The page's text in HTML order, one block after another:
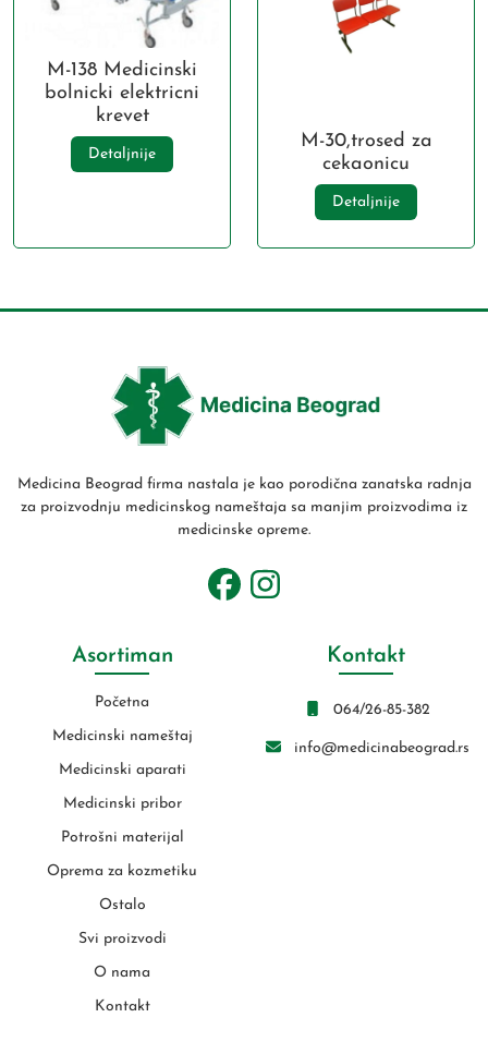
M-138 Medicinski
bolnicki elektricni
krevet
Detaljnije
M-30,trosed za
cekaonicu
Detaljnije
Medicina Beograd firma nastala je kao porodična zanatska radnja
za proizvodnju medicinskog nameštaja sa manjim proizvodima iz
medicinske opreme.
Asortiman
Početna
Medicinski nameštaj
Medicinski aparati
Medicinski pribor
Potrošni materijal
Oprema za kozmetiku
Ostalo
Svi proizvodi
O nama
Kontakt
Kontakt
064/26-85-382
info@medicinabeograd.rs